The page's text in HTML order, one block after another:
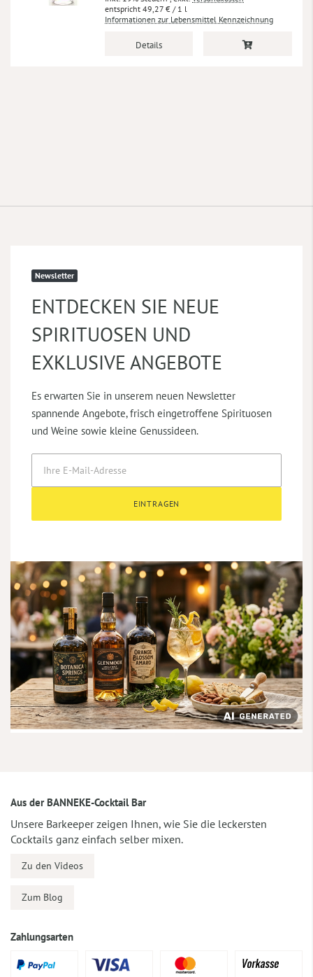
49,27 € / 1 l
Informationen zur Lebensmittel Kennzeichnung
Details
Newsletter
ENTDECKEN SIE NEUE
SPIRITUOSEN UND
EXKLUSIVE ANGEBOTE
Es erwarten Sie in unserem neuen Newsletter
spannende Angebote, frisch eingetroffene Spirituosen
und Weine sowie kleine Genussideen.
EINTRAGEN
Aus der BANNEKE-Cocktail Bar
Unsere Barkeeper zeigen Ihnen, wie Sie die leckersten
Cocktails ganz einfach selber mixen.
Zu den Videos
Zum Blog
Zahlungsarten